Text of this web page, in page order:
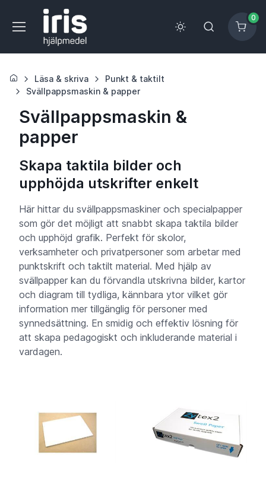
0
Läsa & skriva
Punkt & taktilt
Svällpappsmaskin & papper
Svällpappsmaskin &
papper
Skapa taktila bilder och
upphöjda utskrifter enkelt
Här hittar du svällpappsmaskiner och specialpapper
som gör det möjligt att snabbt skapa taktila bilder
och upphöjd grafik. Perfekt för skolor,
verksamheter och privatpersoner som arbetar med
punktskrift och taktilt material. Med hjälp av
svällpapper kan du förvandla utskrivna bilder, kartor
och diagram till tydliga, kännbara ytor vilket gör
information mer tillgänglig för personer med
synnedsättning. En smidig och effektiv lösning för
att skapa pedagogiskt och inkluderande material i
vardagen.